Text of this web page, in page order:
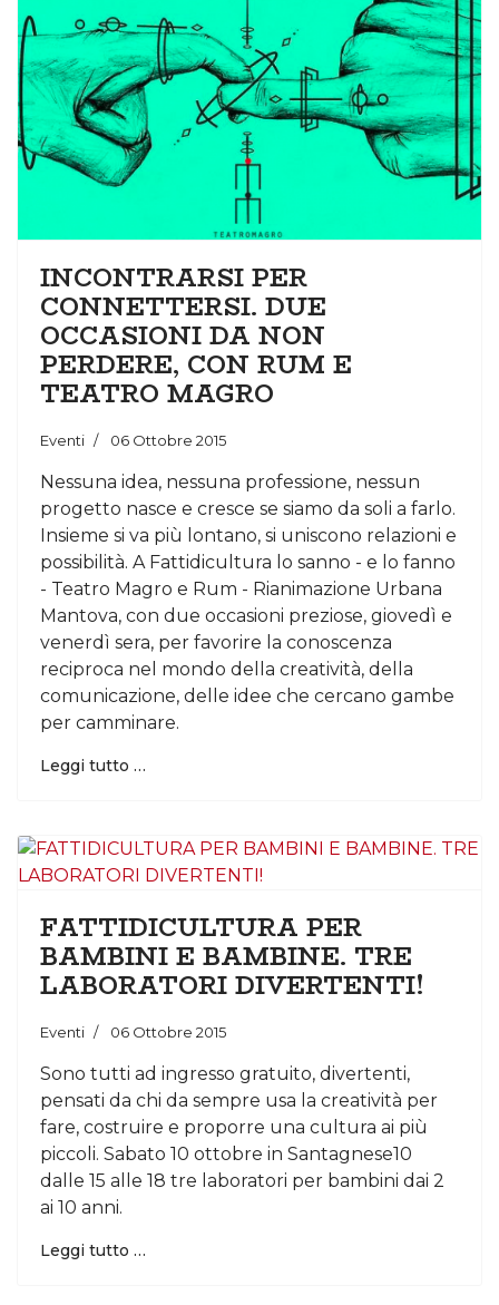
INCONTRARSI PER
CONNETTERSI. DUE
OCCASIONI DA NON
PERDERE, CON RUM E
TEATRO MAGRO
Eventi 06 Ottobre 2015
Nessuna idea, nessuna professione, nessun
progetto nasce e cresce se siamo da soli a farlo.
Insieme si va più lontano, si uniscono relazioni e
possibilità. A Fattidicultura lo sanno - e lo fanno
- Teatro Magro e Rum - Rianimazione Urbana
Mantova, con due occasioni preziose, giovedì e
venerdì sera, per favorire la conoscenza
reciproca nel mondo della creatività, della
comunicazione, delle idee che cercano gambe
per camminare.
Leggi tutto …
FATTIDICULTURA PER
BAMBINI E BAMBINE. TRE
LABORATORI DIVERTENTI!
Eventi 06 Ottobre 2015
Sono tutti ad ingresso gratuito, divertenti,
pensati da chi da sempre usa la creatività per
fare, costruire e proporre una cultura ai più
piccoli. Sabato 10 ottobre in Santagnese10
dalle 15 alle 18 tre laboratori per bambini dai 2
ai 10 anni.
Leggi tutto …